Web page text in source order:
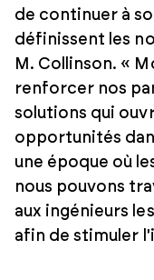
de continuer à
définissent les
M. Collinson. «
renforcer nos
solutions qui
opportunités
une époque où
nous pouvons
aux ingénieurs
afin de stimuler